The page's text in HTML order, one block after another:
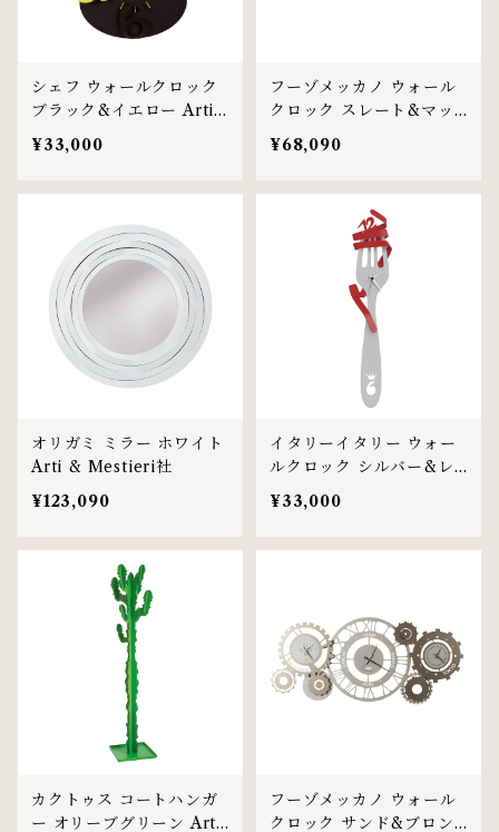
シェフ ウォールクロック
ブラック&イエロー Arti
& Mestieri社
¥33,000
フーゾメッカノ ウォール
クロック スレート&マッ
ド Arti & Mestieri社
¥68,090
オリガミ ミラー ホワイト
Arti & Mestieri社
¥123,090
イタリーイタリー ウォー
ルクロック シルバー&レ
ッド Arti & Mestieri社
¥33,000
カクトゥス コートハンガ
ー オリーブグリーン Arti
フーゾメッカノ ウォール
クロック サンド&ブロン